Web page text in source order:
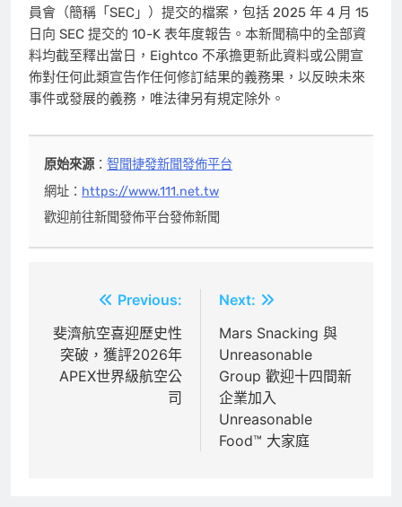
員會（簡稱「SEC」）提交的檔案，包括 2025 年 4 月 15
日向 SEC 提交的 10-K 表年度報告。本新聞稿中的全部資
料均截至釋出當日，Eightco 不承擔更新此資料或公開宣
佈對任何此類宣告作任何修訂結果的義務果，以反映未來
事件或發展的義務，唯法律另有規定除外。
原始來源：智聞捷發新聞發佈平台
網址： https://www.111.net.tw
歡迎前往新聞發佈平台發佈新聞
章
導
Previous:
斐濟航空喜迎歷史性
突破，獲評2026年
APEX世界級航空公
司
Next:
Mars Snacking 與
Unreasonable
Group 歡迎十四間新
企業加入
Unreasonable
Food™ 大家庭